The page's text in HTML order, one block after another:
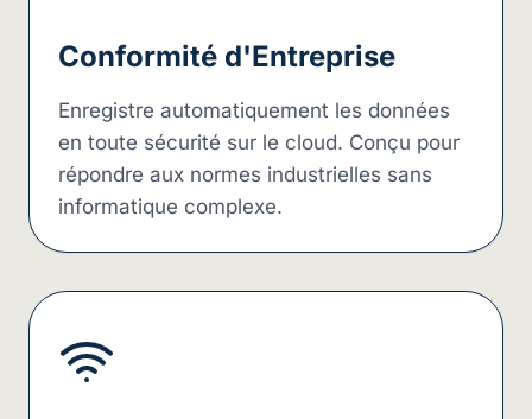
Conformité d'Entreprise
Enregistre automatiquement les données
en toute sécurité sur le cloud. Conçu pour
répondre aux normes industrielles sans
informatique complexe.